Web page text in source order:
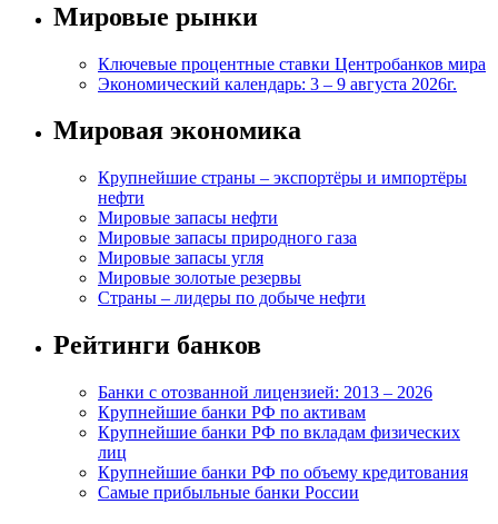
Мировые рынки
Ключевые процентные ставки Центробанков мира
Экономический календарь: 3 – 9 августа 2026г.
Мировая экономика
Крупнейшие страны – экспортёры и импортёры
нефти
Мировые запасы нефти
Мировые запасы природного газа
Мировые запасы угля
Мировые золотые резервы
Страны – лидеры по добыче нефти
Рейтинги банков
Банки с отозванной лицензией: 2013 – 2026
Крупнейшие банки РФ по активам
Крупнейшие банки РФ по вкладам физических
лиц
Крупнейшие банки РФ по объему кредитования
Самые прибыльные банки России